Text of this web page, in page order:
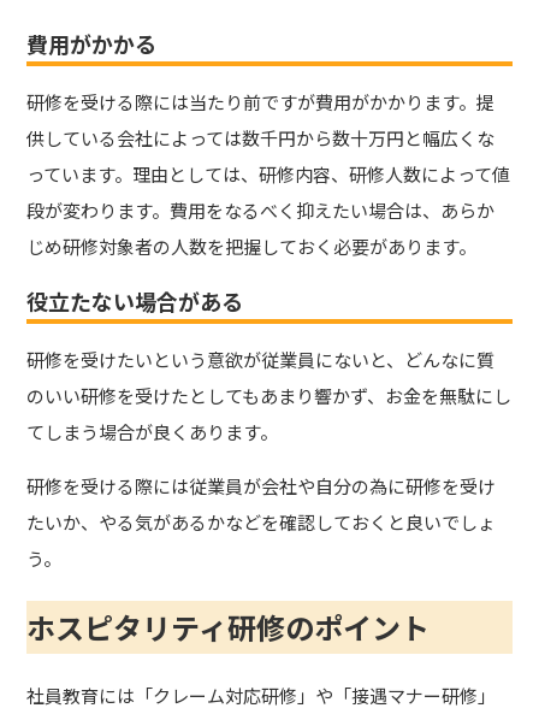
費用がかかる
研修を受ける際には当たり前ですが費用がかかります。提
供している会社によっては数千円から数十万円と幅広くな
っています。理由としては、研修内容、研修人数によって値
段が変わります。費用をなるべく抑えたい場合は、あらか
じめ研修対象者の人数を把握しておく必要があります。
役立たない場合がある
研修を受けたいという意欲が従業員にないと、どんなに質
のいい研修を受けたとしてもあまり響かず、お金を無駄にし
てしまう場合が良くあります。
研修を受ける際には従業員が会社や自分の為に研修を受け
たいか、やる気があるかなどを確認しておくと良いでしょ
う。
ホスピタリティ研修のポイント
社員教育には「クレーム対応研修」や「接遇マナー研修」